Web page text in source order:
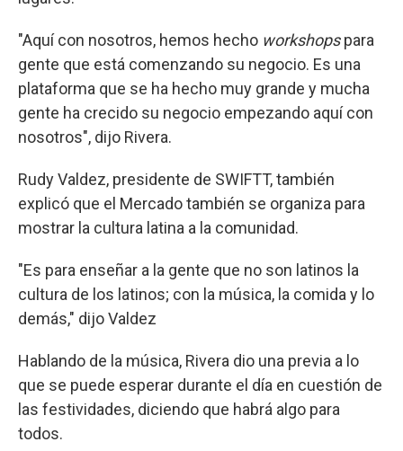
"Aquí con nosotros, hemos hecho workshopspara
gente que está comenzando su negocio. Es una
plataforma que se ha hecho muy grande y mucha
gente ha crecido su negocio empezando aquí con
nosotros", dijo Rivera.
Rudy Valdez, presidente de SWIFTT, también
explicó que el Mercado también se organiza para
mostrar la cultura latina a la comunidad.
"Es para enseñar a la gente que no son latinos la
cultura de los latinos; con la música, la comida y lo
demás," dijo Valdez
Hablando de la música, Rivera dio una previa a lo
que se puede esperar durante el día en cuestión de
las festividades, diciendo que habrá algo para
todos.